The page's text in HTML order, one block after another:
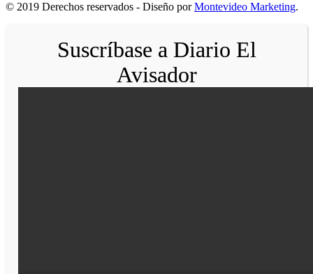
© 2019 Derechos reservados - Diseño porMontevideo Marketing.
Suscríbase a Diario El
Avisador